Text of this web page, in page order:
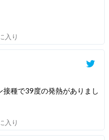
入り
接種で39度の発熱がありまし
入り